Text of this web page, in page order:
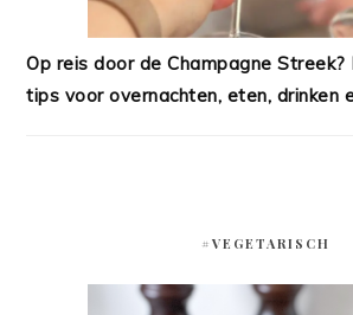
Op reis door de Champagne Streek?
tips voor overnachten, eten, drinken
#VEGETARISCH